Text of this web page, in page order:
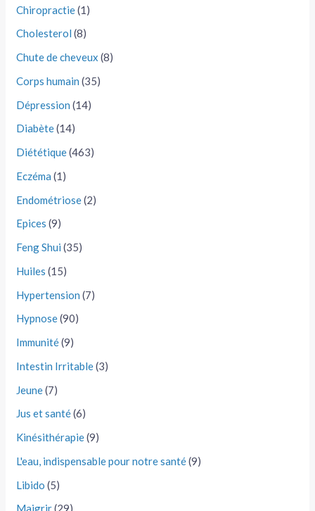
Chiropractie(1)
Cholesterol (8)
Chute de cheveux (8)
Corps humain (35)
Dépression (14)
Diabète(14)
Diététique(463)
Eczéma (1)
Endométriose(2)
Epices (9)
Feng Shui (35)
Huiles (15)
Hypertension (7)
Hypnose(90)
Immunité(9)
Intestin Irritable(3)
Jeune(7)
Jus et santé(6)
Kinésithérapie(9)
L'eau, indispensable pour notre santé(9)
Libido (5)
Maigrir(29)